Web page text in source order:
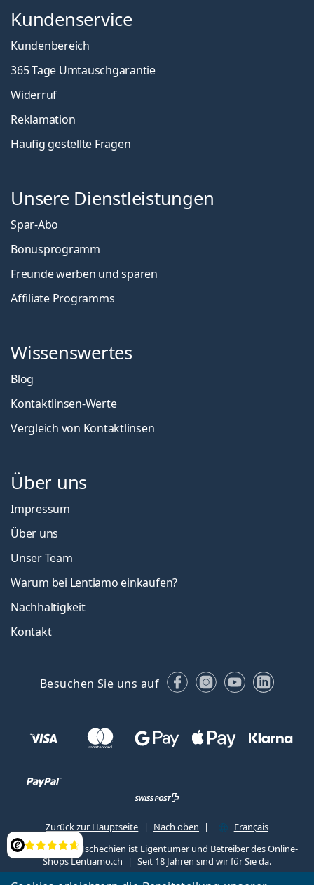
Bewertung
Kundenservice
Kundenbereich
365 Tage Umtauschgarantie
Widerruf
Reklamation
Häufig gestellte Fragen
Unsere Dienstleistungen
Spar-Abo
Bonusprogramm
Freunde werben und sparen
Affiliate Programms
Wissenswertes
Blog
Kontaktlinsen-Werte
Vergleich von Kontaktlinsen
Über uns
Impressum
Über uns
Unser Team
Warum bei Lentiamo einkaufen?
Nachhaltigkeit
Kontakt
Besuchen Sie uns auf FacebookInstagram
YouTube
Zurück zur Hauptseite Nach oben
Français
Lentiamo s.r.o., Tschechien ist Eigentümer und Betreiber des Online-
Shops Lentiamo.ch
Seit 18 Jahren sind wir für Sie da.